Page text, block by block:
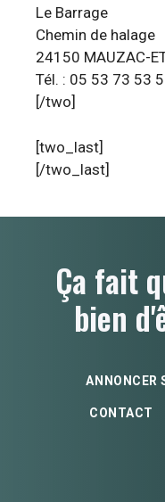
Le Barrage
Chemin de halage
24150 MAUZAC-
Tél. : 05 53 73 53
[/two]
[two_last]
[/two_last]
Ça fait
bien
ANNONCER
CONTACT